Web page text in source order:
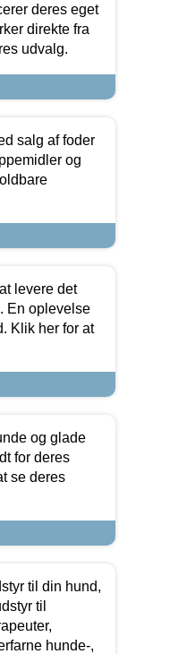
deres eget
direkte fra
udvalg.
salg af foder
og
levere det
En oplevelse
Klik her for at
og glade
for deres
se deres
til din hund,
til
hunde-,